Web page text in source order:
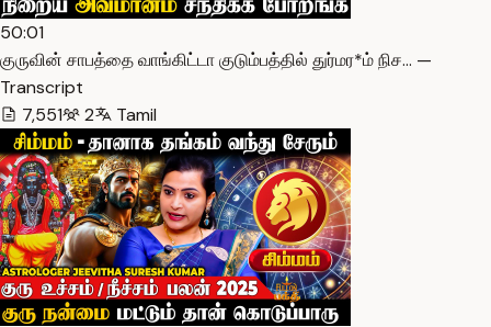
50:01
குருவின் சாபத்தை வாங்கிட்டா குடும்பத்தில் துர்மர*ம் நிச… —
Transcript
7,551
2 Tamil